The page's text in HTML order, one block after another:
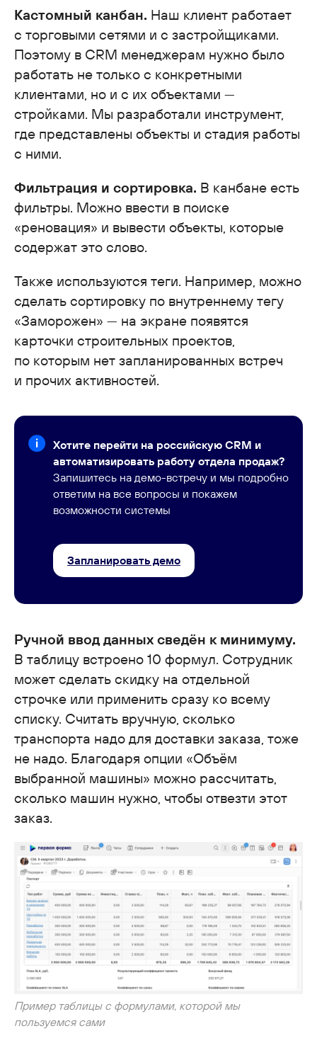
Кастомный канбан. Наш клиент работает
с торговыми сетями и с застройщиками.
Поэтому в CRM менеджерам нужно было
работать не только с конкретными
клиентами, но и с их объектами —
стройками. Мы разработали инструмент,
где представлены объекты и стадия работы
с ними.
Фильтрация и сортировка. В канбане есть
фильтры. Можно ввести в поиске
«реновация» и вывести объекты, которые
содержат это слово.
Также используются теги. Например, можно
сделать сортировку по внутреннему тегу
«Заморожен» — на экране появятся
карточки строительных проектов,
по которым нет запланированных встреч
и прочих активностей.
Хотите перейти на российскую CRM и
автоматизировать работу отдела продаж?
Запишитесь на демо-встречу и мы подробно
ответим на все вопросы и покажем
возможности системы
Запланировать демо
Ручной ввод данных сведён к минимуму.
В таблицу встроено 10 формул. Сотрудник
может сделать скидку на отдельной
строчке или применить сразу ко всему
списку. Считать вручную, сколько
транспорта надо для доставки заказа, тоже
не надо. Благодаря опции «Объём
выбранной машины» можно рассчитать,
сколько машин нужно, чтобы отвезти этот
заказ.
Пример таблицы с формулами, которой мы
пользуемся сами